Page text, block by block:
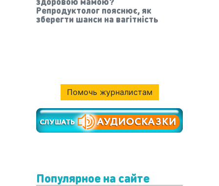
Репродуктолог пояснює, як
зберегти шанси на вагітність
Помочь журналистам
Популярное на сайте